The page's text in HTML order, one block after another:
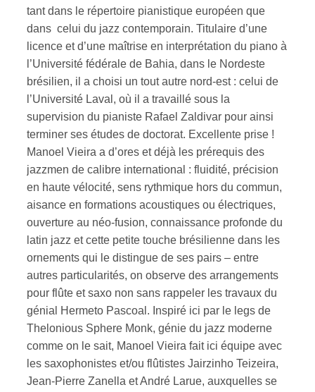
tant dans le répertoire pianistique européen que
dans celui du jazz contemporain. Titulaire d’une
licence et d’une maîtrise en interprétation du piano à
l’Université fédérale de Bahia, dans le Nordeste
brésilien, il a choisi un tout autre nord-est : celui de
l’Université Laval, où il a travaillé sous la
supervision du pianiste Rafael Zaldivar pour ainsi
terminer ses études de doctorat. Excellente prise !
Manoel Vieira a d’ores et déjà les prérequis des
jazzmen de calibre international : fluidité, précision
en haute vélocité, sens rythmique hors du commun,
aisance en formations acoustiques ou électriques,
ouverture au néo-fusion, connaissance profonde du
latin jazz et cette petite touche brésilienne dans les
ornements qui le distingue de ses pairs – entre
autres particularités, on observe des arrangements
pour flûte et saxo non sans rappeler les travaux du
génial Hermeto Pascoal. Inspiré ici par le legs de
Thelonious Sphere Monk, génie du jazz moderne
comme on le sait, Manoel Vieira fait ici équipe avec
les saxophonistes et/ou flûtistes Jairzinho Teizeira,
Jean-Pierre Zanella et André Larue, auxquelles se